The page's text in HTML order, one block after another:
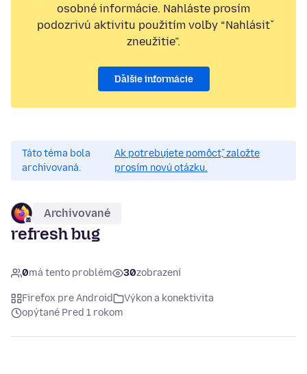
osobné informácie. Nahláste prosím
podozrivú aktivitu použitím voľby “Nahlásiť
zneužitie”.
Ďalšie informácie
Táto téma bola
archivovaná.
Ak potrebujete pomôcť, založte
prosím novú otázku.
Archivované
refresh bug
0má tento problém 30zobrazení
Firefox pre Android
Výkon a konektivita
opýtané Pred 1 rokom